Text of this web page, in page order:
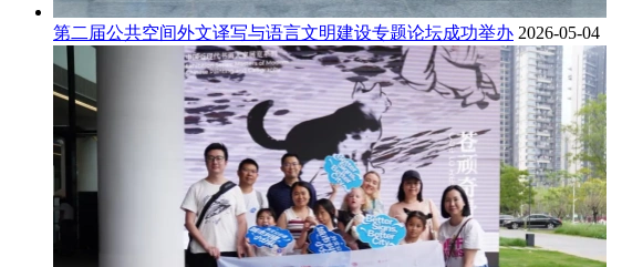
第二届公共空间外文译写与语言文明建设专题论坛成功举办 2026-05-04